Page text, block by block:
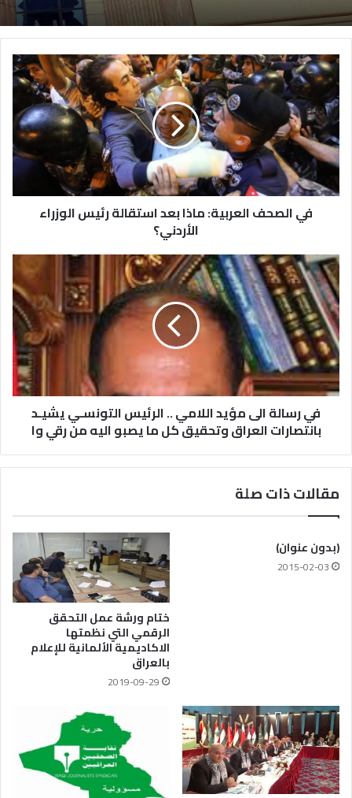
في الصحف العربية: ماذا بعد استقالة رئيس الوزراء
الأردني؟
في رسالة الى مؤيد اللامي .. الرئيس التونسـي يشيـد
بانتصارات العراق وتحقيق كل ما يصبو اليه من رقي وا
مقالات ذات صلة
(بدون عنوان)
2015-02-03
ختام ورشة عمل التحقق
الرقمي التي نظمتها
الاكاديمية الألمانية للإعلام
بالعراق
2019-09-29